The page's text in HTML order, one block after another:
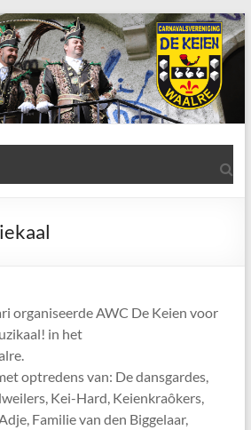
organiseerde AWC De Keien voor
in het
optredens van: De dansgardes,
Kei-Hard, Keienkraôkers,
Familie van den Biggelaar,